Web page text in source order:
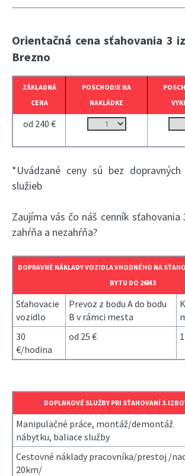
Orientačná cena sťahovania 3
Brezno
ZÁKLADNÁ
CENA
POSCHODIE NA
NAKLÁDKE
od 240 €
*Uvádzané ceny sú bez
služieb
Zaujíma vás čo náš cenník sťahovania
zahŕňa a nezahŕňa?
DOPRAVNÉ NÁKLADY VOZIDLA VHODNÉHO NA
BYTU DO 26M3
Sťahovacie
vozidlo
Prevoz z bodu A do bodu
B v rámci mesta
30
€/hodina
od 25 €
DOPLNKOVÉ SLUŽBY PRI SŤAHOVANÍ
Manipulačné práce, montáž/demontáž
nábytku, baliace služby
Cestovné náklady pracovníka/prestoj /
20km/